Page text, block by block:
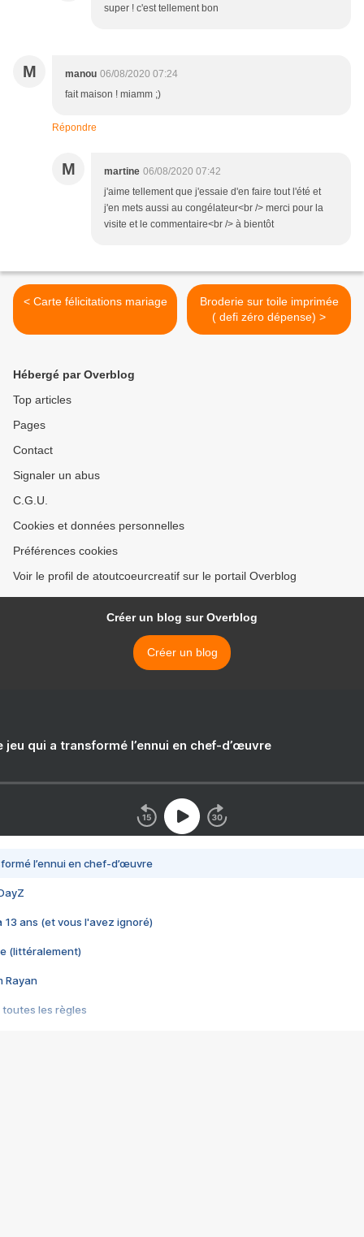
super ! c'est tellement bon
M manou 06/08/2020 07:24
fait maison ! miamm ;)
Répondre
M martine 06/08/2020 07:42
j'aime tellement que j'essaie d'en faire tout l'été et
j'en mets aussi au congélateur<br /> merci pour la
visite et le commentaire<br /> à bientôt
< Carte félicitations mariage
Broderie sur toile imprimée
( defi zéro dépense) >
Hébergé par Overblog
Top articles
Pages
Contact
Signaler un abus
C.G.U.
Cookies et données personnelles
Préférences cookies
Voir le profil de atoutcoeurcreatif sur le portail Overblog
Créer un blog sur Overblog
Créer un blog
jeu qui a transformé l’ennui en chef-d’œuvre
l’ennui en chef-d’œuvre
13 ans (et vous l'avez ignoré)
(littéralement)
Rayan
toutes les règles